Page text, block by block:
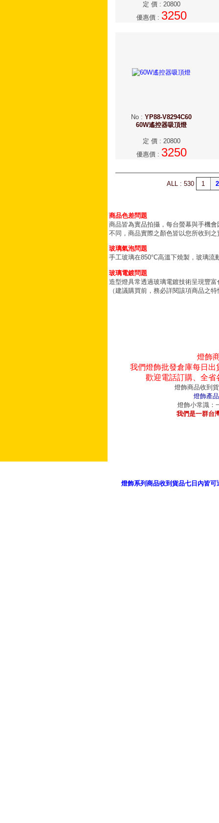
定 價: 20800
優惠價: 3250
No : YP88-V8294C60
60W遙控器吸頂燈
定 價: 20800
優惠價: 3250
ALL : 530 1 2
商品色差問題
商品皆為實品拍攝，每台螢幕與手機
不同，商品實際之顏色皆以您所收到之
玻璃氣泡問題
手工玻璃在850°C高溫下燒製，玻璃
玻璃電鍍問題
造型燈具常透過玻璃電鍍技術呈現豐
（建議購買前，務必詳閱該項商品之
燈飾
我們燈飾批發倉庫每日
歡迎電話訂購、全
燈飾商品收到
燈飾產
燈飾小常識：
我們是一群台
燈飾系列商品收到貨品七日內皆